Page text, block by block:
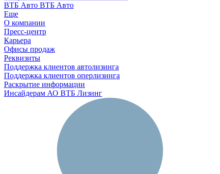
ВТБ Авто ВТБ Авто
Еще
О компании
Пресс-центр
Карьера
Офисы продаж
Реквизиты
Поддержка клиентов автолизинга
Поддержка клиентов оперлизинга
Раскрытие информации
Инсайдерам АО ВТБ Лизинг